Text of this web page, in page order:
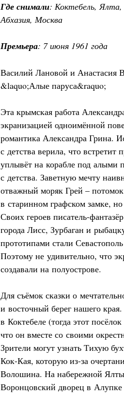
Где снимали: Коктебель, Ялта,
Абхазия, Москва
Премьера: 7 июня 1961 года
Василий Лановой и Анастасия
&laquo;Алые паруса&raquo;
Эта крымская работа
экранизацией одноимённой
романтика Александра Грина.
с детства верила, что
уплывёт на корабле под алыми
с детства. Заветную мечту
отважный моряк Грей –
в старинном графском замке,
Своих героев писатель-
города Лисс, Зурбаган и
прототипами стали
Поэтому не удивительно, что
создавали на полуострове.
Для съёмок сказки о
и восточный берег нашего
в Коктебеле (тогда этот
что он вместе со своими
Зрители могут узнать Тихую
Кок-Кая, которую из-за
Волошина. На набережной Ялты
Воронцовский дворец в Алупке